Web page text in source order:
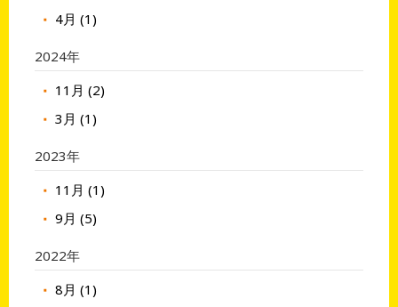
4月 (1)
2024年
11月 (2)
3月 (1)
2023年
11月 (1)
9月 (5)
2022年
8月 (1)